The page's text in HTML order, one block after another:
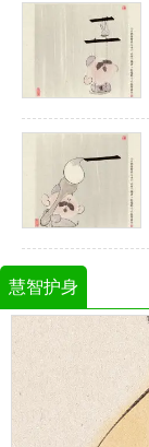
慧智护身